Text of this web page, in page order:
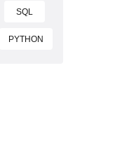
SQL
PYTHON